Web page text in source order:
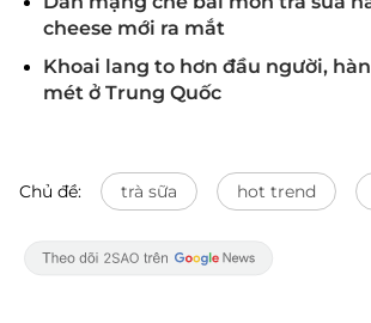
cheese mới ra mắt
Khoai lang to hơn đầu người,
mét ở Trung Quốc
Chủ đề: trà sữa hot trend